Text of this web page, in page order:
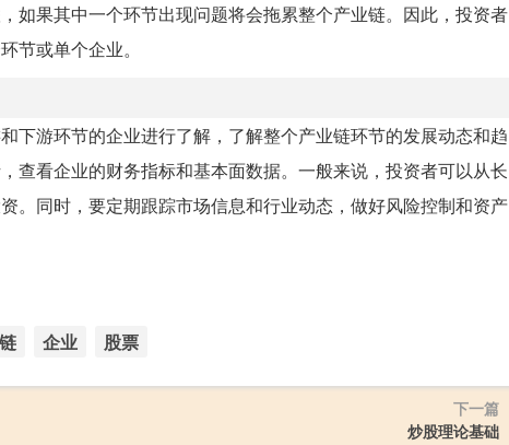
如果其中一个环节出现问题将会拖累整个产业链。因此，投资者
节或单个企业。
下游环节的企业进行了解，了解整个产业链环节的发展动态和趋
查看企业的财务指标和基本面数据。一般来说，投资者可以从长
。同时，要定期跟踪市场信息和行业动态，做好风险控制和资产
企业 股票
下一篇
炒股理论基础